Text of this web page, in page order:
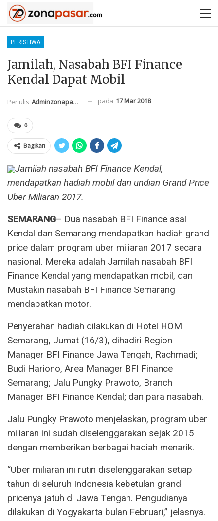
PERISTIWA
Jamilah, Nasabah BFI Finance
Kendal Dapat Mobil
Penulis Adminzonapasar pada 17 Mar 2018
0
Bagikan
Jamilah nasabah BFI Finance Kendal,
mendapatkan hadiah mobil dari undian Grand Price
Uber Miliaran 2017.
SEMARANG– Dua nasabah BFI Finance asal
Kendal dan Semarang mendapatkan hadiah grand
price dalam program uber miliaran 2017 secara
nasional. Mereka adalah Jamilah nasabah BFI
Finance Kendal yang mendapatkan mobil, dan
Mustakin nasabah BFI Finance Semarang
mendapatkan motor.
Penyerahan hadiah dilakukan di Hotel HOM
Semarang, Jumat (16/3), dihadiri Region
Manager BFI Finance Jawa Tengah, Rachmadi;
Budi Hariono, Area Manager BFI Finance
Semarang; Jalu Pungky Prawoto, Branch
Manager BFI Finance Kendal; dan para nasabah.
Jalu Pungky Prawoto menjelaskan, program uber
miliaran ini sudah diselenggarakan sejak 2015
dengan memberikan berbagai hadiah menarik.
“Uber miliaran ini rutin diselenggarakan setiap
tahun di seluruh Indonesia kebetulan grand
pricenya jatuh di Jawa Tengah. Pengudianya
dilakukan di Yogyakarta bulan Februari,” jelasnya.